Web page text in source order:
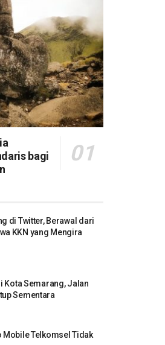
bagi
di Twitter, Berawal dari
KKN yang Mengira
Kota Semarang, Jalan
Sementara
Mobile Telkomsel Tidak